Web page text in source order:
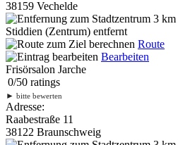
38159 Vechelde
3 km
Stiddien (Zentrum) entfernt
Route
Bearbeiten
Frisörsalon Jarche
0/50 ratings
► bitte bewerten
Adresse:
Raabestraße 11
38122 Braunschweig